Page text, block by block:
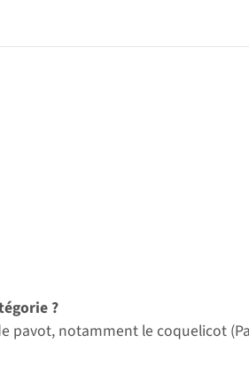
?
pavot, notamment le coquelicot